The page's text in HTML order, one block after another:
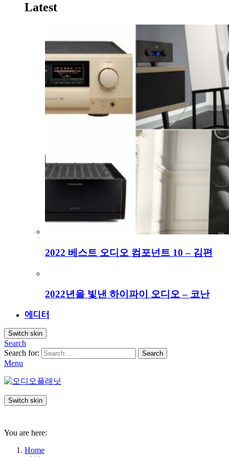
Latest
2022 베스트 오디오 컴포넌트 10 – 김편
2022년을 빛낸 하이파이 오디오 – 코난
에디터
Switch skin
Search
Search for:
Search
Menu
Switch skin
You are here:
Home